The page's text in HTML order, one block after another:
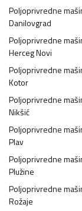
Poljoprivredne
Danilovgrad
Poljoprivredne
Herceg Novi
Poljoprivredne
Kotor
Poljoprivredne
Nikšić
Poljoprivredne
Plav
Poljoprivredne
Plužine
Poljoprivredne
Rožaje